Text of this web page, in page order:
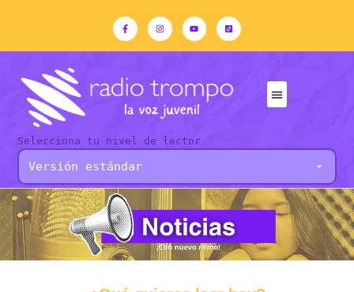
Selecciona tu nivel de lector